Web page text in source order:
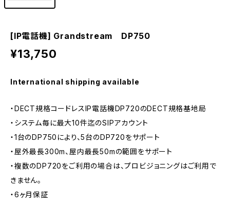
[IP電話機] Grandstream DP750
¥13,750
International shipping available
・DECT規格コードレスIP電話機DP720のDECT規格基地局
・システム毎に最大10件迄のSIPアカウント
・1台のDP750により、5台のDP720をサポート
・屋外最長300m、屋内最長50mの範囲をサポート
・複数のDP720をご利用の場合は、プロビジョニングはご利用で
きません。
・6ヶ月保証